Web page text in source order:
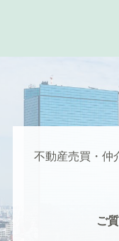
不動産売買・仲
ご